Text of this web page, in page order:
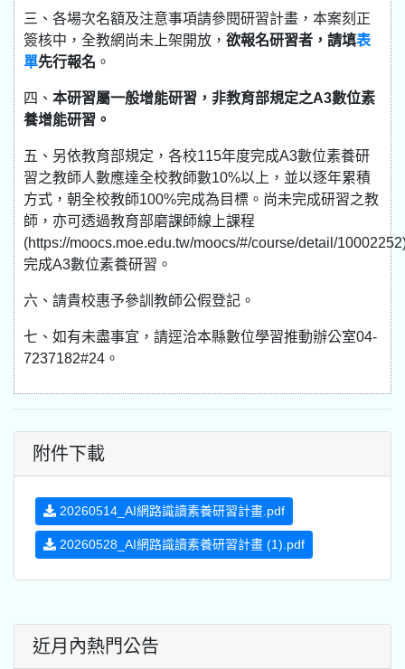
三、各場次名額及注意事項請參閱研習計畫，本案刻正
簽核中，全教網尚未上架開放， 欲報名研習者，請填表
單先行報名 。
四、 本研習屬一般增能研習，非教育部規定之A3數位素
養增能研習。
五、另依教育部規定，各校115年度完成A3數位素養研
習之教師人數應達全校教師數10%以上，並以逐年累積
方式，朝全校教師100%完成為目標。尚未完成研習之教
師，亦可透過教育部磨課師線上課程
(https://moocs.moe.edu.tw/moocs/#/course/detail/
完成A3數位素養研習。
六、請貴校惠予參訓教師公假登記。
七、如有未盡事宜，請逕洽本縣數位學習推動辦公室04-
7237182#24。
附件下載
20260514_AI網路識讀素養研習計畫.pdf
20260528_AI網路識讀素養研習計畫 (1).pdf
近月內熱門公告